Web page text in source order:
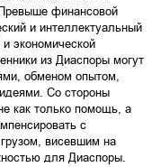
финансовой
и интеллектуальный
экономической
из Диаспоры могут
обменом опытом,
Со стороны
как только помощь, а
с
висевшим на
для Диаспоры.